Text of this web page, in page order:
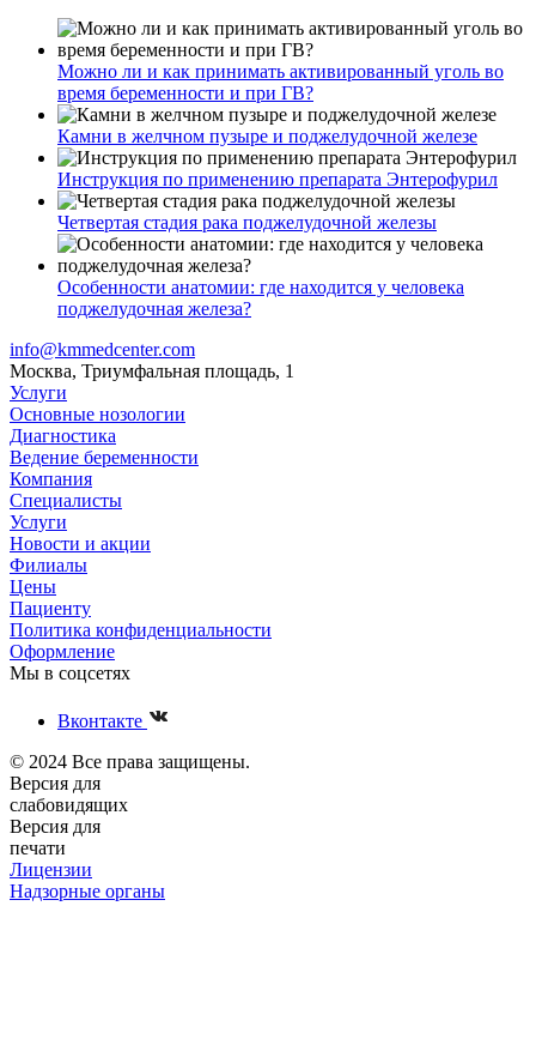
Можно ли и как принимать активированный уголь во
время беременности и при ГВ?
Камни в желчном пузыре и поджелудочной железе
Инструкция по применению препарата Энтерофурил
Четвертая стадия рака поджелудочной железы
Особенности анатомии: где находится у человека
поджелудочная железа?
info@kmmedcenter.com
Москва, Триумфальная площадь, 1
Услуги
Основные нозологии
Диагностика
Ведение беременности
Компания
Специалисты
Услуги
Новости и акции
Филиалы
Цены
Пациенту
Политика конфиденциальности
Оформление
Мы в соцсетях
Вконтакте
© 2024 Все права защищены.
Версия для
слабовидящих
Версия для
печати
Лицензии
Надзорные органы